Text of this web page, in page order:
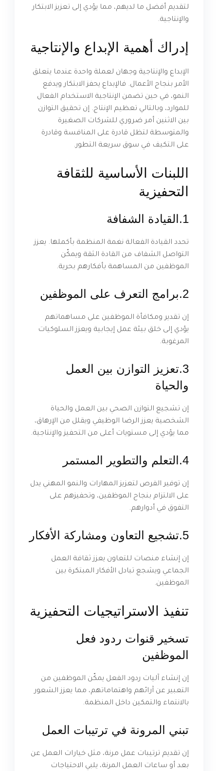
لتقديم أفضل ما لديهم، مما يؤدي إلى تعزيز الابتكار
والإنتاجية.
إدراك أهمية الإبداع والإنتاجية
الإبداع والإنتاجية وجهان لعملة واحدة عندما يتعلق
الأمر بنجاح الأعمال. فالإبداع يحفز الابتكار ويدفع
النمو، في حين تضمن الإنتاجية الاستخدام الفعال
للموارد، وبالتالي تعظيم الإنتاج. إن تحقيق التوازن
بين الاثنين أمر ضروري للشركات الصغيرة
والمتوسطة لتظل قادرة على المنافسة وقادرة
على التكيف في سوق سريعة التطور.
اللبنات الأساسية للثقافة
التحفيزية
1.القيادة الشفافة
تحدد القيادة الفعالة نغمة المنظمة بأكملها. يعزز
التواصل الشفاف من القادة الثقة ويمكّن
الموظفين من المساهمة بأفكارهم بحرية.
2.برامج التعرف على الموظفين
إن تقدير ومكافأة الموظفين على مساهماتهم
يؤدي إلى خلق بيئة عمل إيجابية ويعزز السلوكيات
المرغوبة.
3.تعزيز التوازن بين العمل
والحياة
إن تشجيع التوازن الصحي بين العمل والحياة
الشخصية يعزز الرضا الوظيفي ويقلل من الإرهاق،
مما يؤدي إلى مستويات أعلى من التحفيز والإنتاجية.
4.التعلم والتطوير المستمر
إن توفير الفرص لتعزيز المهارات والنمو المهني يدل
على الالتزام بنجاح الموظفين، وتحفيزهم على
التفوق في أدوارهم.
5.تشجيع التعاون ومشاركة الأفكار
إن إنشاء منصات للتعاون يعزز ثقافة العمل
الجماعي ويشجع تبادل الأفكار المبتكرة بين
الموظفين.
تنفيذ الاستراتيجيات التحفيزية
تسخير قنوات ردود فعل
الموظفين
إن إنشاء آليات ردود الفعل يمكّن الموظفين من
التعبير عن آرائهم واهتماماتهم، مما يعزز الشعور
بالانتماء والتمكين داخل المنظمة.
تبني المرونة في ترتيبات العمل
إن تقديم ترتيبات عمل مرنة، مثل خيارات العمل عن
بعد أو ساعات العمل المرنة، يلبي الاحتياجات